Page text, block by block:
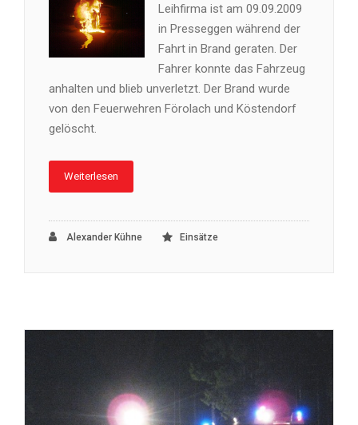
Leihfirma ist am 09.09.2009
in Presseggen während der
Fahrt in Brand geraten. Der
Fahrer konnte das Fahrzeug
anhalten und blieb unverletzt. Der Brand wurde
von den Feuerwehren Förolach und Köstendorf
gelöscht.
Weiterlesen
Alexander Kühne Einsätze